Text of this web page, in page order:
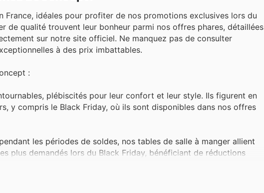
France, idéales pour profiter de nos promotions exclusives lors du
de qualité trouvent leur bonheur parmi nos offres phares, détaillées
sur notre site officiel. Ne manquez pas de consulter
à des prix imbattables.
:
plébiscités pour leur confort et leur style. Ils figurent en
y compris le Black Friday, où ils sont disponibles dans nos offres
les périodes de soldes, nos tables de salle à manger allient
plus demandés lors du Black Friday, bénéficiant de réductions
de repos, les solutions de chambre BoConcept rencontrent un vif